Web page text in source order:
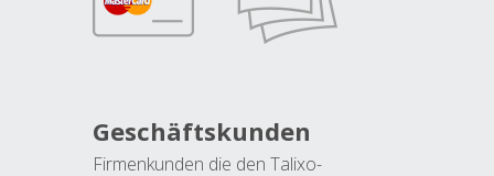
Geschäftskunden
Firmenkunden die den Talixo-